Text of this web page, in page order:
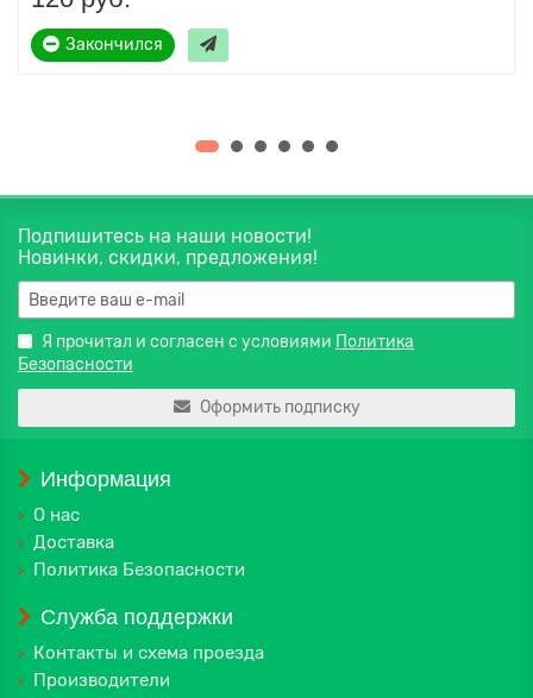
Закончился
Подпишитесь на наши новости!
Новинки, скидки, предложения!
Я прочитал и согласен с условиями Политика
Безопасности
Оформить подписку
Информация
О нас
Доставка
Политика Безопасности
Служба поддержки
Контакты и схема проезда
Производители